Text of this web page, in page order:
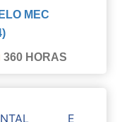
MEC
360 HORAS
E